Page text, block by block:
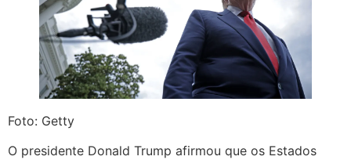
Foto: Getty
O presidente Donald Trump afirmou que os Estados